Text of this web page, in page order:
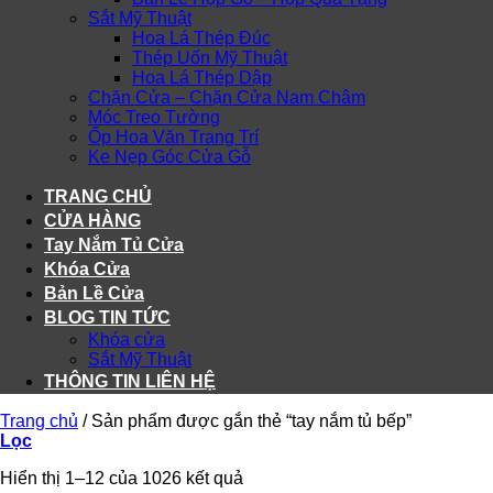
Sắt Mỹ Thuật
Hoa Lá Thép Đúc
Thép Uốn Mỹ Thuật
Hoa Lá Thép Dập
Chặn Cửa – Chặn Cửa Nam Châm
Móc Treo Tường
Ốp Hoa Văn Trang Trí
Ke Nẹp Góc Cửa Gỗ
TRANG CHỦ
CỬA HÀNG
Tay Nắm Tủ Cửa
Khóa Cửa
Bản Lề Cửa
BLOG TIN TỨC
Khóa cửa
Sắt Mỹ Thuật
THÔNG TIN LIÊN HỆ
Trang chủ /Sản phẩm được gắn thẻ “tay nắm tủ bếp”
Lọc
Hiển thị 1–12 của 1026 kết quả